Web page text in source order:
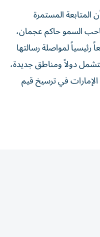
المتابعة المستمرة
السمو حاكم عجمان،
لمواصلة رسالتها
دولاً ومناطق جديدة،
الإمارات في ترسيخ قيم